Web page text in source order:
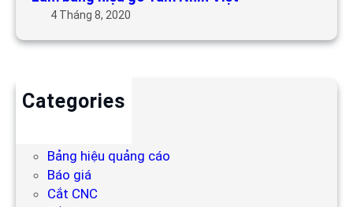
4 Tháng 8, 2020
Categories
Bảng hiệu quảng cáo
Báo giá
Cắt CNC